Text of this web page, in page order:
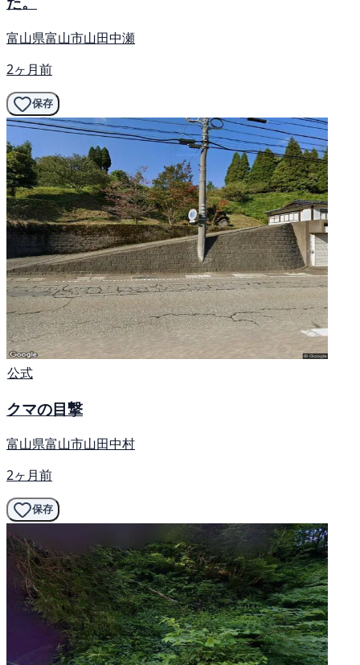
富山県富山市山田中瀬
2ヶ月前
保存
公式
クマの目撃
富山県富山市山田中村
2ヶ月前
保存